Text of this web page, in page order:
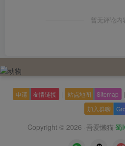
暂无评论内
申请 友情链接 | 站点地图 Sitemap |
加入群聊
Copyright © 2026 · 吾爱懒猫 蜀